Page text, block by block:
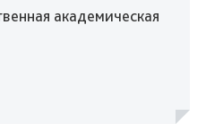
академическая